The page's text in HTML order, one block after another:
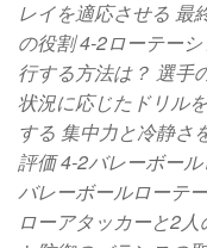
レイを適応させる 最
の役割 4-2ローテー
行する方法は？ 選手
状況に応じたドリル
する 集中力と冷静さ
評価 4-2バレーボー
バレーボールローテ
ローアタッカーと2